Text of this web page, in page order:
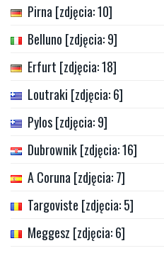
Pirna [zdjęcia: 10]
Belluno [zdjęcia: 9]
Erfurt [zdjęcia: 18]
Loutraki [zdjęcia: 6]
Pylos [zdjęcia: 9]
Dubrownik [zdjęcia: 16]
A Coruna [zdjęcia: 7]
Targoviste [zdjęcia: 5]
Meggesz [zdjęcia: 6]